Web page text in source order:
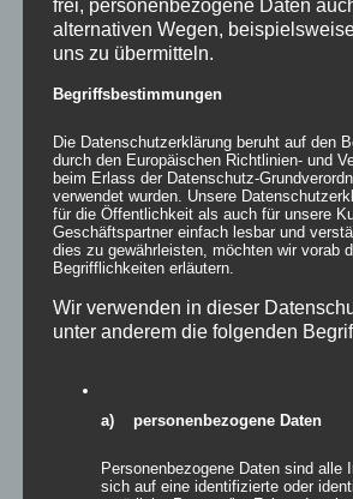
Bewertet
mit5.00 von
5
zur Wunschliste
frei, personenbezogene Daten
alternativen Wegen,
uns zu übermitteln.
Begriffsbestimmungen
Die Datenschutzerklärung beruht auf den
durch den Europäischen Richtlinien- und
beim Erlass der Datenschutz-
verwendet wurden. Unsere
für die Öffentlichkeit als auch für unsere
Geschäftspartner einfach lesbar und
dies zu gewährleisten, möchten wir vorab
Begrifflichkeiten erläutern.
Wir verwenden in dieser
unter anderem die folgenden
a) personenbezogene Daten
Personenbezogene Daten sind alle
sich auf eine identifizierte oder